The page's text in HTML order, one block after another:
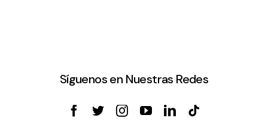
Síguenos en Nuestras Redes